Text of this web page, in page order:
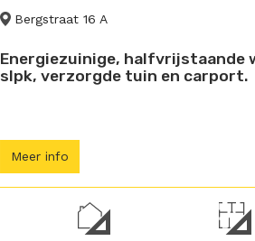
Bergstraat 16 A
Energiezuinige, halfvrijstaande
slpk, verzorgde tuin en carport.
Meer info